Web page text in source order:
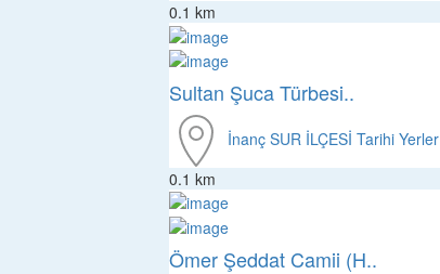
0.1 km
Sultan Şuca Türbesi..
İnanç SUR İLÇESİ Tarihi Yerler
0.1 km
Ömer Şeddat Camii (H..